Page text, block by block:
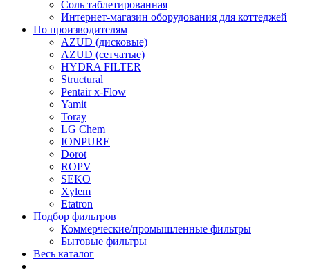
Соль таблетированная
Интернет-магазин оборудования для коттеджей
По производителям
AZUD (дисковые)
AZUD (сетчатые)
HYDRA FILTER
Structural
Pentair x-Flow
Yamit
Toray
LG Chem
IONPURE
Dorot
ROPV
SEKO
Xylem
Etatron
Подбор фильтров
Коммерческие/промышленные фильтры
Бытовые фильтры
Весь каталог